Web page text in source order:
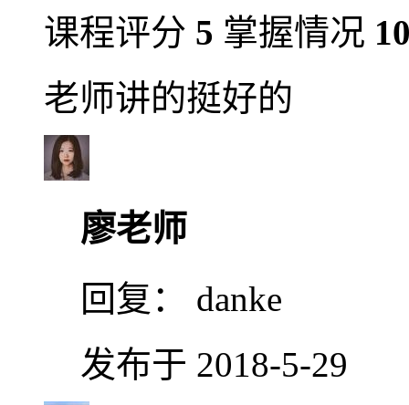
课程评分 5 掌握情况
老师讲的挺好的
廖老师
回复：
danke
发布于 2018-5-29